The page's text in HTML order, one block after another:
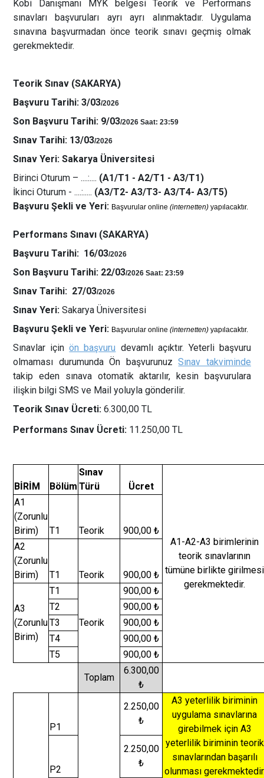
Kobi Danışmanı MYK belgesi Teorik ve Performans
sınavları başvuruları ayrı ayrı alınmaktadır. Uygulama
sınavına başvurmadan önce teorik sınavı geçmiş olmak
gerekmektedir.
Teorik Sınav (SAKARYA)
Başvuru Tarihi: 3/03/2026
Son Başvuru Tarihi: 9/03/2026 Saat: 23:59
Sınav Tarihi: 13/03/2026
Sınav Yeri: Sakarya Üniversitesi
Birinci Oturum – ....:.... (A1/T1 - A2/T1 - A3/T1)
İkinci Oturum - ....:..... (A3/T2- A3/T3- A3/T4- A3/T5)
Başvuru Şekli ve Yeri: Başvurular online (internetten) yapılacaktır.
Performans Sınavı (SAKARYA)
Başvuru Tarihi: 16/03/2026
Son Başvuru Tarihi: 22/03/2026 Saat: 23:59
Sınav Tarihi: 27/03/2026
Sınav Yeri: Sakarya Üniversitesi
Başvuru Şekli ve Yeri: Başvurular online (internetten) yapılacaktır.
Sınavlar içinön başvuru devamlı açıktır. Yeterli başvuru
olmaması durumunda Ön başvurunuzSınav takviminde
takip eden sınava otomatik aktarılır, kesin başvurulara
ilişkin bilgi SMS ve Mail yoluyla gönderilir.
Teorik Sınav Ücreti: 6.300,00 TL
Performans Sınav Ücreti: 11.250,00 TL
BİRİM Bölüm
Sınav
Türü
Ücret
A1-A2-A3 birimlerinin
teorik sınavlarının
tümüne birlikte girilmesi
gerekmektedir.
A1
(Zorunlu
Birim)
T1 Teorik
900,00 ₺
A2
(Zorunlu
Birim)
T1 Teorik 900,00 ₺
A3
(Zorunlu
Birim)
T1
Teorik
900,00 ₺
T2
900,00 ₺
T3
900,00 ₺
T4
900,00 ₺
T5
900,00 ₺
Toplam
6.300,00
₺
P1
2.250,00
₺
A3 yeterlilik biriminin
uygulama sınavlarına
girebilmek için A3
yeterlilik biriminin teorik
sınavlarından başarılı
olunması
P2
2.250,00
₺